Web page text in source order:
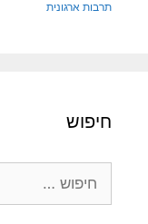
תרבות ארגונית
חיפוש